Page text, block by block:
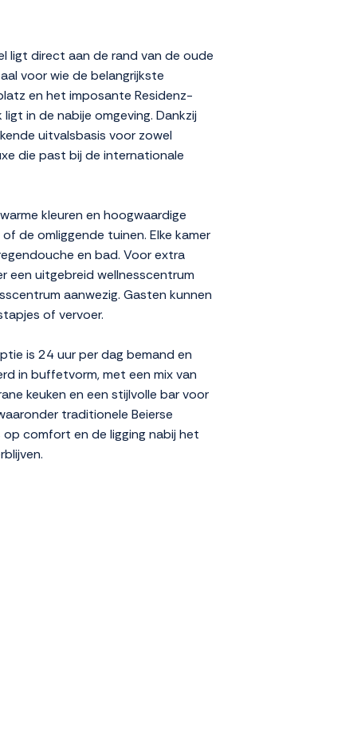
ligt direct aan de rand van de oude
voor wie de belangrijkste
en het imposante Residenz-
in de nabije omgeving. Dankzij
uitvalsbasis voor zowel
die past bij de internationale
kleuren en hoogwaardige
de omliggende tuinen. Elke kamer
en bad. Voor extra
een uitgebreid wellnesscentrum
aanwezig. Gasten kunnen
of vervoer.
is 24 uur per dag bemand en
in buffetvorm, met een mix van
keuken en een stijlvolle bar voor
traditionele Beierse
comfort en de ligging nabij het